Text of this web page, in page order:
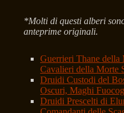
*Molti di questi alberi
anteprime originali.
Guerrieri Thane della
Cavalieri della Morte
Druidi Custodi del
Oscuri, Maghi
Druidi Prescelti di